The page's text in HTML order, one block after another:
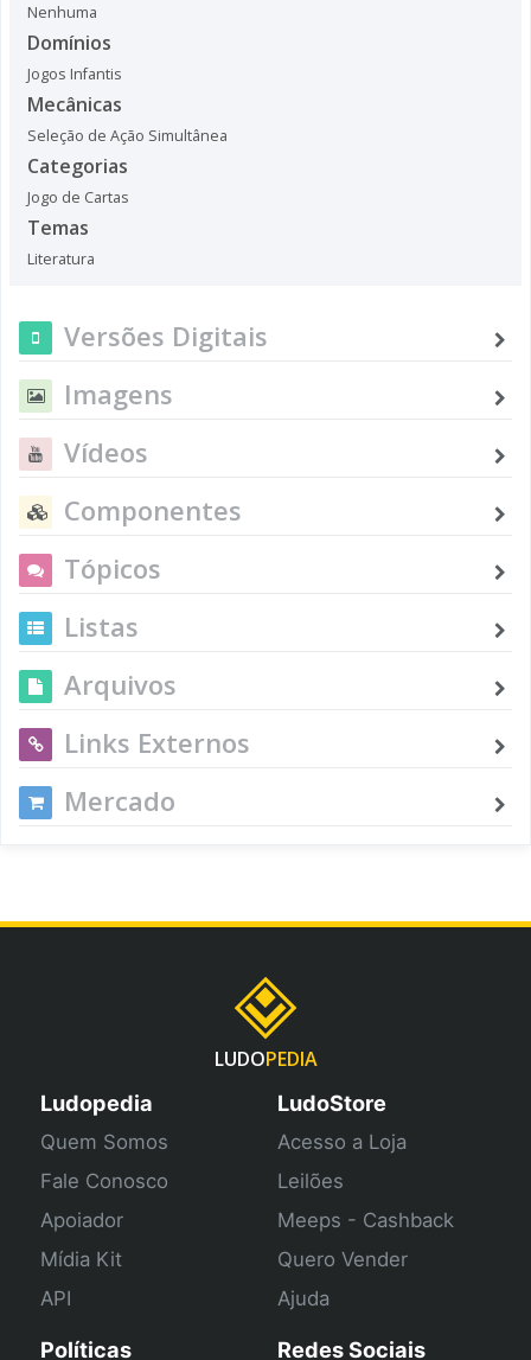
Nenhuma
Domínios
Jogos Infantis
Mecânicas
Seleção de Ação Simultânea
Categorias
Jogo de Cartas
Temas
Literatura
Versões Digitais
Imagens
Vídeos
Componentes
Tópicos
Listas
Arquivos
Links Externos
Mercado
LUDOPEDIA
Ludopedia
Quem Somos
Fale Conosco
Apoiador
Mídia Kit
API
LudoStore
Acesso a Loja
Leilões
Meeps - Cashback
Quero Vender
Ajuda
Políticas Redes Sociais